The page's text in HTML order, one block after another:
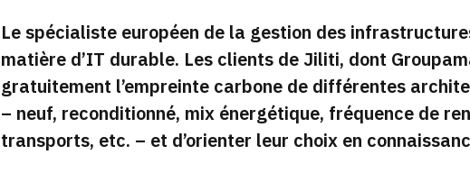
Le spécialiste européen de la gestion des
matière d’IT durable. Les clients de Jiliti, dont
gratuitement l’empreinte carbone de différentes
– neuf, reconditionné, mix énergétique, fréquence de
transports, etc. – et d’orienter leur choix en